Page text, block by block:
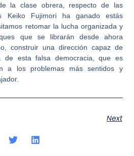
la clase obrera, respecto de las
Keiko Fujimori ha ganado estás
retomar la lucha organizada y
que se librarán desde ahora
construir una dirección capaz de
de esta falsa democracia, que es
a los problemas más sentidos y
Next